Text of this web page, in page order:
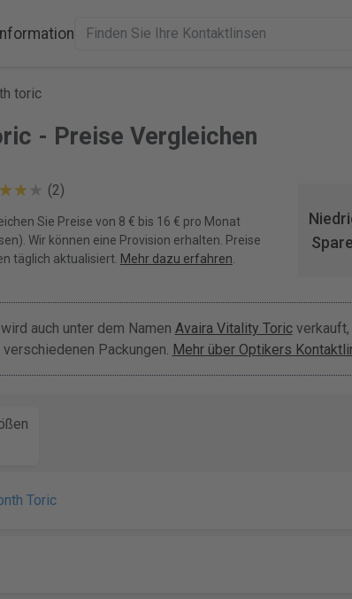
toric
- Preise Vergleichen
(2)
Sie Preise von 8 € bis 16 € pro Monat
Wir können eine Provision erhalten. Preise
täglich aktualisiert. Mehr dazu erfahren
auch unter dem Namen Avaira Vitality Toricverkauft,
Packungen. Mehr über Optikers
Toric